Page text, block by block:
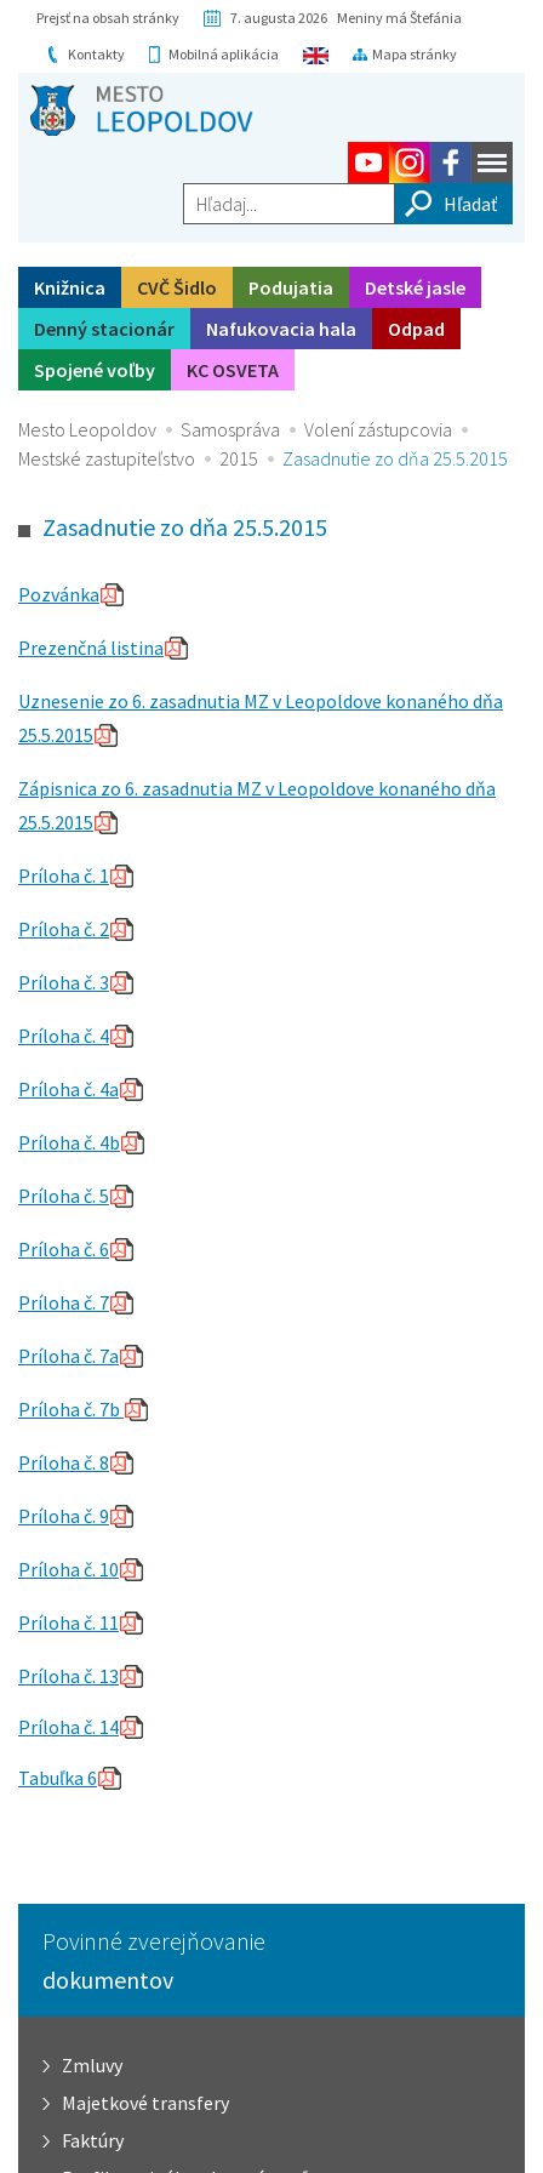
Prejsť na obsah stránky
7. augusta 2026 Meniny má Štefánia
Kontakty
Mobilná aplikácia Mapa stránky
Hľadaj...
Knižnica CVČ Šidlo Podujatia
Detské jasle
Denný stacionár
Nafukovacia hala
Odpad
Spojené voľby
KC OSVETA
Mesto Leopoldov Samospráva
Volení zástupcovia
Mestské zastupiteľstvo
2015 Zasadnutie zo dňa 25.5.2015
Zasadnutie zo dňa 25.5.2015
Pozvánka
Prezenčná listina
Uznesenie zo 6. zasadnutia MZ v Leopoldove konaného dňa
25.5.2015
Zápisnica zo 6. zasadnutia MZ v Leopoldove konaného dňa
25.5.2015
Príloha č. 1
Príloha č. 2
Príloha č. 3
Príloha č. 4
Príloha č. 4a
Príloha č. 4b
Príloha č. 5
Príloha č. 6
Príloha č. 7
Príloha č. 7a
Príloha č. 7b
Príloha č. 8
Príloha č. 9
Príloha č. 10
Príloha č. 11
Príloha č. 13
Príloha č. 14
Tabuľka 6
Povinné zverejňovanie
dokumentov
Zmluvy
Majetkové transfery
Faktúry